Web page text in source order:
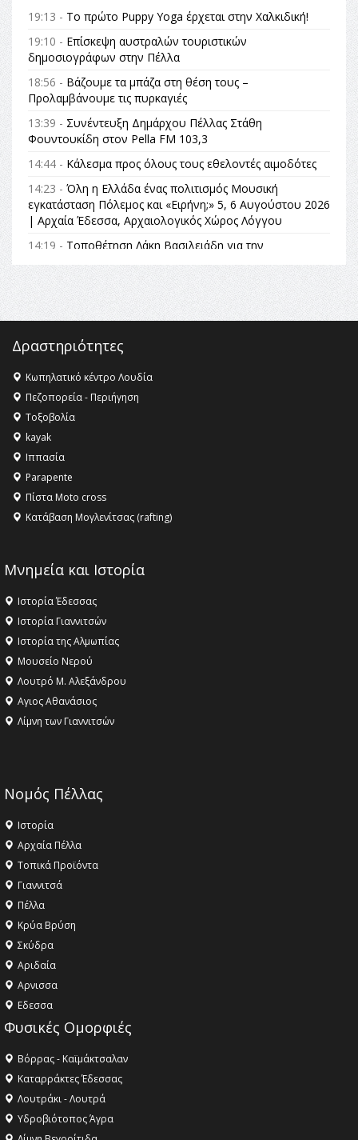
19:13 - Το πρώτο Puppy Yoga έρχεται στην Χαλκιδική!
19:10 - Επίσκεψη αυστραλών τουριστικών
δημοσιογράφων στην Πέλλα
18:56 - Βάζουμε τα μπάζα στη θέση τους –
Προλαμβάνουμε τις πυρκαγιές
13:39 - Συνέντευξη Δημάρχου Πέλλας Στάθη
Φουντουκίδη στον Pella FM 103,3
14:44 - Κάλεσμα προς όλους τους εθελοντές αιμοδότες
14:23 - Όλη η Ελλάδα ένας πολιτισμός Μουσική
εγκατάσταση Πόλεμος και «Ειρήνη;» 5, 6 Αυγούστου 2026
| Αρχαία Έδεσσα, Αρχαιολογικός Χώρος Λόγγου
14:19 - Τοποθέτηση Λάκη Βασιλειάδη για την
Αναθεώρηση του Συντάγματος: «Σε τέτοιες κορυφαίες
θεσμικές διαδικασίες υπάρχει μόνο η ευθύνη απέναντι
στις επόμενες γενιές»
16:35 -Το πρόγραμμα του ΠΑΟΚ στον δεύτερο γύρο του
16:27 - Όλυμπος: Εντάχθηκε στον Κατάλογο Παγκόσμιας
Κληρονομιάς της UNESCO – Ομόφωνη η απόφαση Ο
Όλυμπος αναγνωρίστηκε ως φυσικό και πολιτιστικό
αγαθό εξέχουσας οικουμενικής αξίας για την
ανθρωπότητα
16:18 -
ΣΤΗΝ ΕΔΕΣΣΑ
Δραστηριότητες
Κωπηλατικό κέντρο Λουδία
Πεζοπορεία - Περιήγηση
Τοξοβολία
kayak
Ιππασία
Parapente
Πίστα Moto cross
Κατάβαση Μογλενίτσας (rafting)
Μνημεία και Ιστορία
Ιστορία Έδεσσας
Ιστορία Γιαννιτσών
Ιστορία της Αλμωπίας
Μουσείο Νερού
Λουτρό Μ. Αλεξάνδρου
Αγιος Αθανάσιος
Λίμνη των Γιαννιτσών
Νομός Πέλλας
Ιστορία
Αρχαία Πέλλα
Τοπικά Προϊόντα
Γιαννιτσά
Πέλλα
Κρύα Βρύση
Σκύδρα
Αριδαία
Aρνισσα
Eδεσσα
Φυσικές Ομορφιές
Βόρρας - Καϊμάκτσαλαν
Καταρράκτες Έδεσσας
Λουτράκι - Λουτρά
Υδροβιότοπος Άγρα